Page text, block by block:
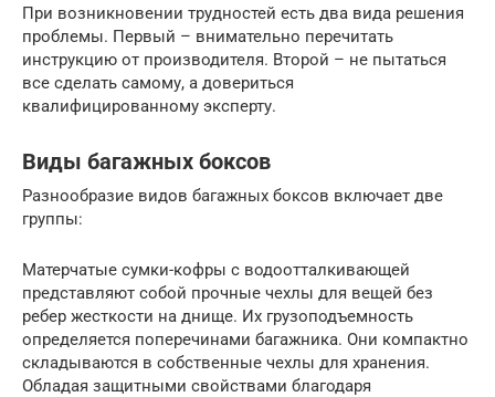
При возникновении трудностей есть два вида решения
проблемы. Первый – внимательно перечитать
инструкцию от производителя. Второй – не пытаться
все сделать самому, а довериться
квалифицированному эксперту.
Виды багажных боксов
Разнообразие видов багажных боксов включает две
группы:
Матерчатые сумки-кофры с водоотталкивающей
представляют собой прочные чехлы для вещей без
ребер жесткости на днище. Их грузоподъемность
определяется поперечинами багажника. Они компактно
складываются в собственные чехлы для хранения.
Обладая защитными свойствами благодаря